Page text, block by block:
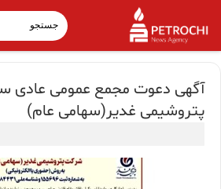
آگهی دعوت مجمع عمومی عادی
پتروشیمی غدیر(سهامی عام)